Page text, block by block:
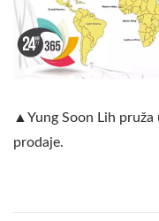
▲Yung Soon Lih pruža
prodaje.